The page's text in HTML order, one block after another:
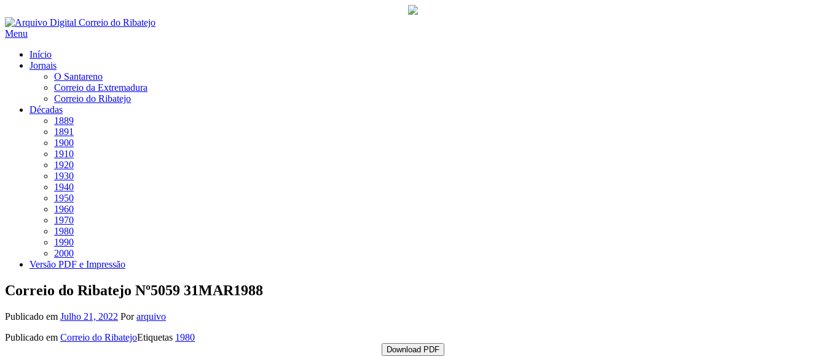
Saltar
para
Menu
Início
Jornais
O Santareno
Correio da Extremadura
Correio do Ribatejo
Décadas
1889
1891
1900
1910
1920
1930
1940
1950
1960
1970
1980
1990
2000
Versão PDF e Impressão
Correio do Ribatejo Nº5059 31MAR1988
Publicado em Julho 21, 2022 Porarquivo
Publicado em Correio do RibatejoEtiquetas 1980
Download PDF